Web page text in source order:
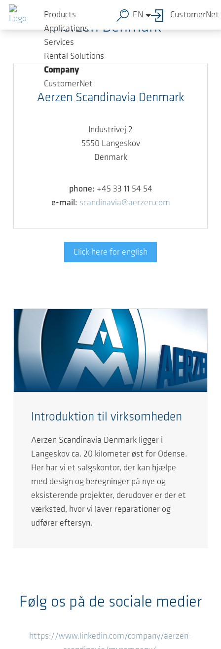
Skip to main content
Products
Applications
Services
Rental Solutions
Company
CustomerNet
EN CustomerNet
Aerzen Denmark
Aerzen Scandinavia Denmark
Industrivej 2
5550 Langeskov
Denmark
phone: +45 33 11 54 54
e-mail: scandinavia@aerzen.com
Click here for english
Introduktion til virksomheden
Aerzen Scandinavia Denmark ligger i
Langeskov ca. 20 kilometer øst for Odense.
Her har vi et salgskontor, der kan hjælpe
med design og beregninger på nye og
eksisterende projekter, derudover er der et
værksted, hvor vi laver reparationer og
udfører eftersyn.
Følg os på de sociale medier
https://www.linkedin.com/company/aerzen-